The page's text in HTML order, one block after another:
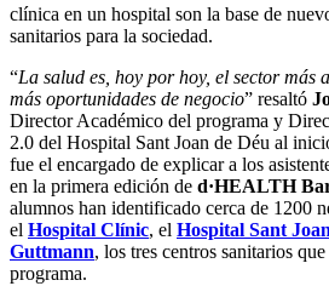
clínica en un hospital son la base de
sanitarios para la sociedad.
“La salud es, hoy por hoy, el sector más
más oportunidades de negocio” resaltó
Director Académico del programa y
2.0 del Hospital Sant Joan de Déu al
fue el encargado de explicar a los
en la primera edición de d·HEALTH
alumnos han identificado cerca de 1200
el Hospital Clínic, el Hospital Sant
Guttmann, los tres centros sanitarios
programa.